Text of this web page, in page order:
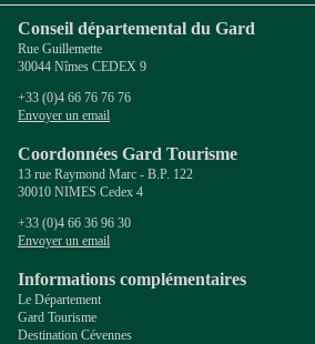
Conseil départemental du Gard
Rue Guillemette
30044 Nîmes CEDEX 9
+33 (0)4 66 76 76 76
Envoyer un email
Coordonnées Gard Tourisme
13 rue Raymond Marc - B.P. 122
30010 NIMES Cedex 4
+33 (0)4 66 36 96 30
Envoyer un email
Informations complémentaires
Le Département
Gard Tourisme
Destination Cévennes